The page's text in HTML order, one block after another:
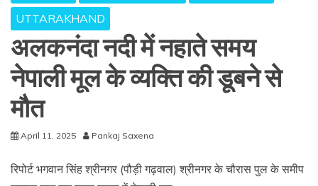
UTTARAKHAND
अलकनंदा नदी में नहाते समय
नेपाली मूल के व्यक्ति की डूबने से
मौत
April 11, 2025 Pankaj Saxena
रिपोर्ट भगवान सिंह श्रीनगर (पौड़ी गढ़वाल) श्रीनगर के चौरास पुल के समीप